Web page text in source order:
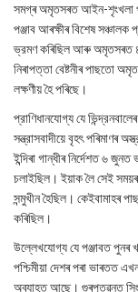
সমগ্ৰ অমৃতসৰত আইন-শৃংখলা
পঞ্জাব আৰক্ষীৰ বিশেষ
ভ্রমণ কৰিছিল আৰু অমৃতসৰত ৪
নিৰাপত্তা বেষ্টনীৰ পাছতো
লক্ষণীয় হৈ পৰিছে।
প্রাণিধানযোগ্য যে
সন্ত্রাসবাদীয়ে বৃহৎ পৰিমাণৰ
ইন্দিৰা গান্ধীৰ নির্দেশত ৬
চলাইছিল। ইয়াক লৈ সেই সময়ৰ
সন্মুখীন হৈছিল। কেইবামাহৰ
কৰিছিল।
উল্লেখযোগ্য যে পঞ্জাবত পুনৰ
পশ্চিমীয়া দেশৰ পৰা ভাৰতত
অব্যাহত আছে। গুৰপতৱন্ত সিং